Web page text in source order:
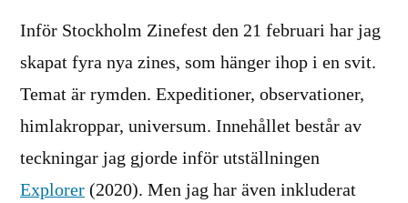
Inför Stockholm Zinefest den 21 februari har jag
skapat fyra nya zines, som hänger ihop i en svit.
Temat är rymden. Expeditioner, observationer,
himlakroppar, universum. Innehållet består av
teckningar jag gjorde inför utställningen
Explorer (2020). Men jag har även inkluderat